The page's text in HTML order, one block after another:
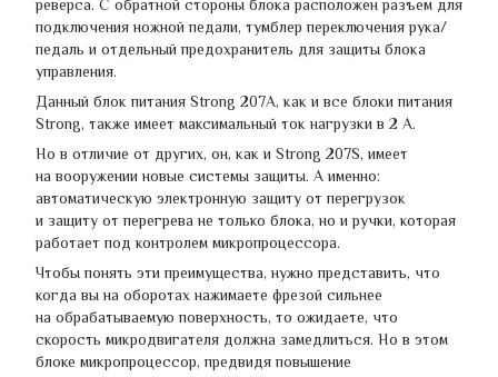
реверса. С обратной стороны блока расположен разъем для
подключения ножной педали, тумблер переключения рука/
педаль и отдельный предохранитель для защиты блока
управления.
Данный блок питания Strong 207А, как и все блоки питания
Strong, также имеет максимальный ток нагрузки в 2 А.
Но в отличие от других, он, как и Strong 207S, имеет
на вооружении новые системы защиты. А именно:
автоматическую электронную защиту от перегрузок
и защиту от перегрева не только блока, но и ручки, которая
работает под контролем микропроцессора.
Чтобы понять эти преимущества, нужно представить, что
когда вы на оборотах нажимаете фрезой сильнее
на обрабатываемую поверхность, то ожидаете, что
скорость микродвигателя должна замедлиться. Но в этом
блоке микропроцессор, предвидя повышение